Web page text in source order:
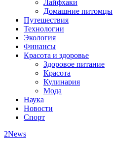
Лайфхаки
Домашние питомцы
Путешествия
Технологии
Экология
Финансы
Красота и здоровье
Здоровое питание
Красота
Кулинария
Мода
Наука
Новости
Спорт
2News